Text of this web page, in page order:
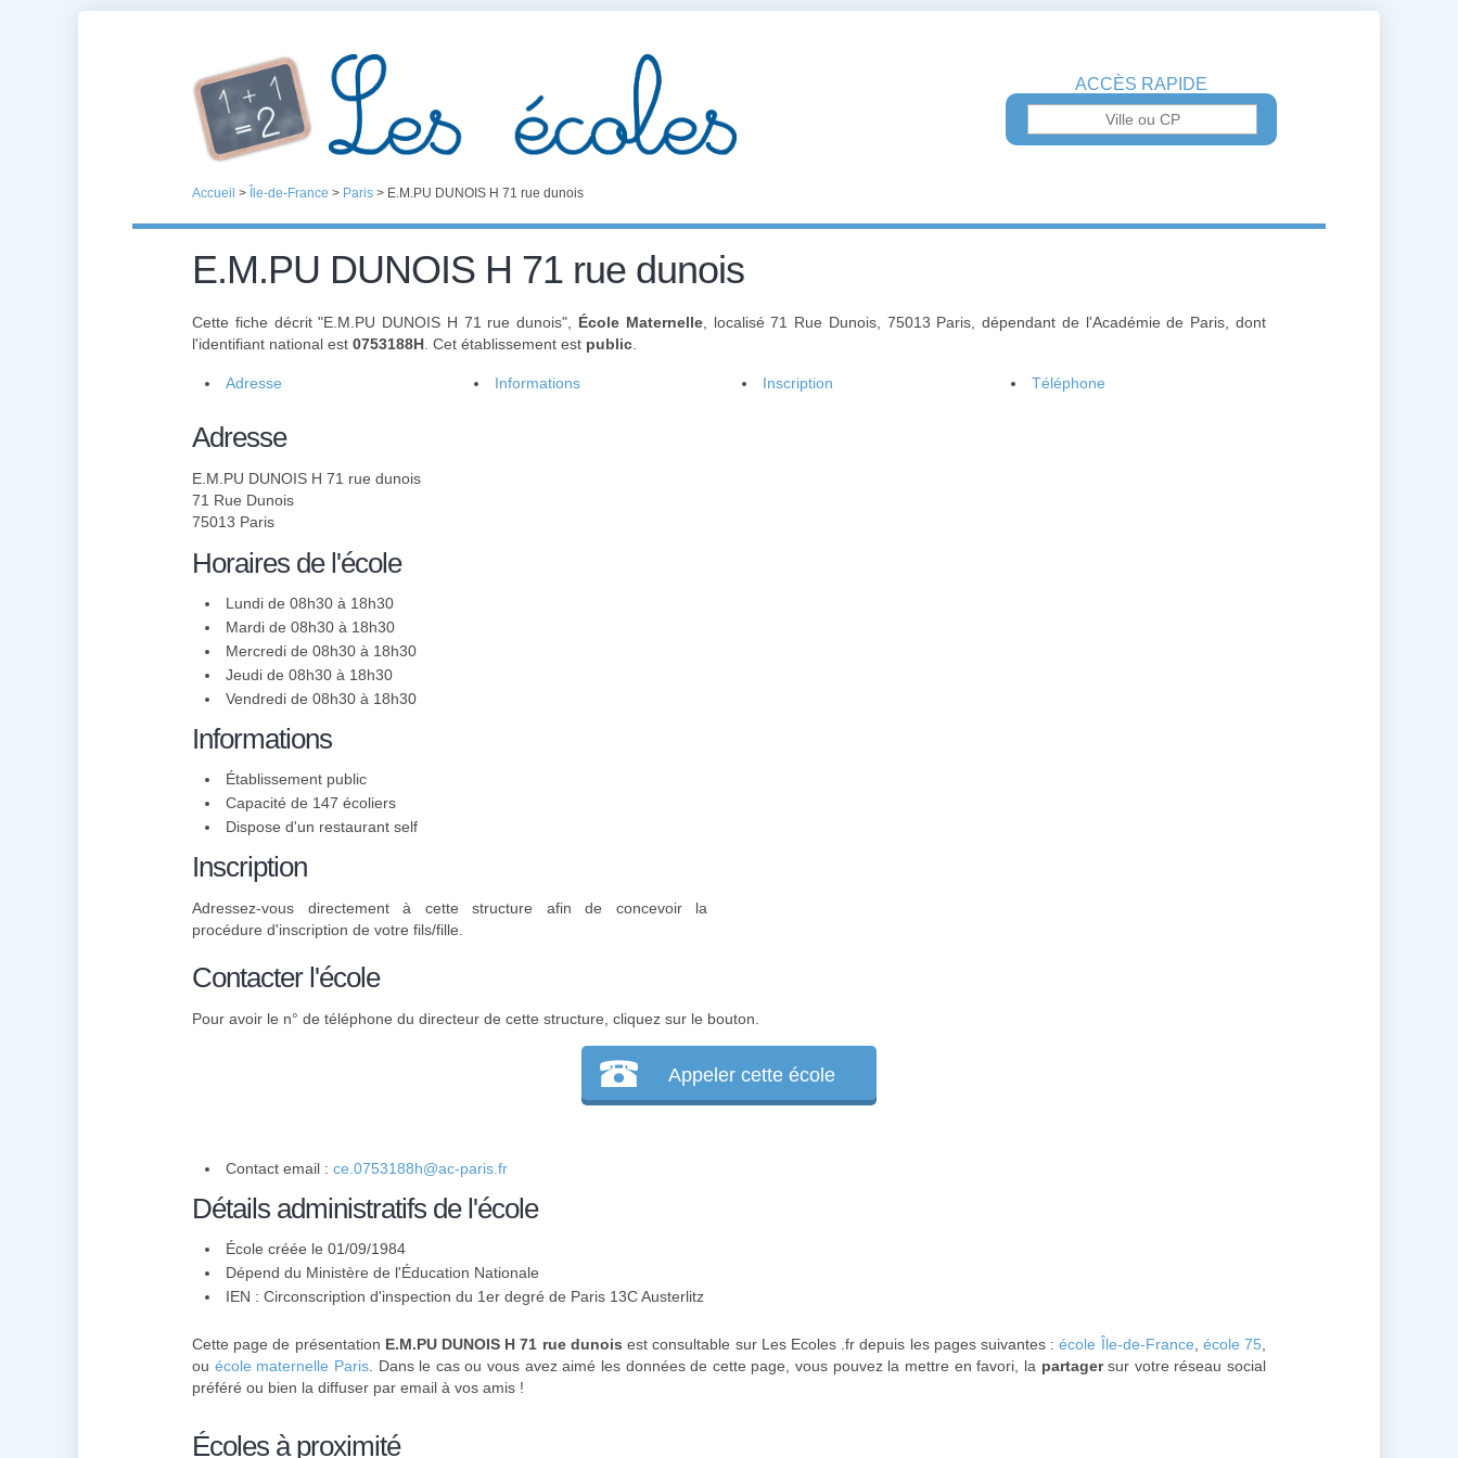
ACCÈS RAPIDE
Accueil > Île-de-France > Paris > E.M.PU DUNOIS H 71 rue dunois
E.M.PU DUNOIS H 71 rue dunois
Cette fiche décrit "E.M.PU DUNOIS H 71 rue dunois", École Maternelle, localisé 71 Rue Dunois, 75013 Paris, dépendant de l'Académie de Paris, dont
l'identifiant national est 0753188H . Cet établissement est public
Adresse Informations Inscription Téléphone
Adresse
E.M.PU DUNOIS H 71 rue dunois
71 Rue Dunois
75013 Paris
Horaires de l'école
Lundi de 08h30 à 18h30
Mardi de 08h30 à 18h30
Mercredi de 08h30 à 18h30
Jeudi de 08h30 à 18h30
Vendredi de 08h30 à 18h30
Informations
Établissement public
Capacité de 147 écoliers
Dispose d'un restaurant self
Inscription
Adressez-vous directement à cette structure afin de concevoir la
procédure d'inscription de votre fils/fille.
Contacter l'école
Pour avoir le n° de téléphone du directeur de cette structure, cliquez sur le bouton.
Appeler cette école
Contact email : ce.0753188h@ac-paris.fr
Détails administratifs de l'école
École créée le 01/09/1984
Dépend du Ministère de l'Éducation Nationale
IEN : Circonscription d'inspection du 1er degré de Paris 13C Austerlitz
Cette page de présentation E.M.PU DUNOIS H 71 rue dunois est consultable sur Les Ecoles .fr depuis les pages suivantes :école Île-de-France école 75
ou école maternelle Paris. Dans le cas ou vous avez aimé les données de cette page, vous pouvez la mettre en favori, la partagersur votre réseau social
préféré ou bien la diffuser par email à vos amis !
Écoles à proximité